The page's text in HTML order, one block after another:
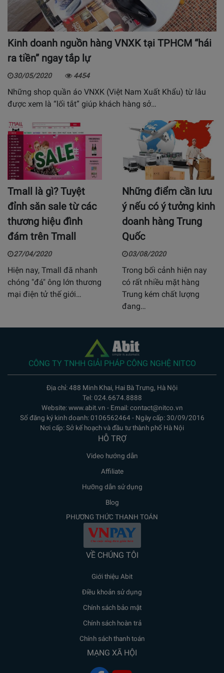
Kinh doanh nguồn hàng VNXK tại TPHCM “hái
ra tiền” ngay tắp lự
30/05/2020 4454
Những shop quần áo VNXK (Việt Nam Xuất Khẩu) từ lâu
được xem là “lối tắt” giúp khách hàng sở…
Tmall là gì? Tuyệt
đỉnh săn sale từ các
thương hiệu đình
đám trên Tmall
27/04/2020
Hiện nay, Tmall đã nhanh
chóng "đá" ông lớn thương
mại điện tử thế giới…
Những điểm cần lưu
ý nếu có ý tưởng kinh
doanh hàng Trung
Quốc
03/08/2020
Trong bối cảnh hiện nay
có rất nhiều mặt hàng
Trung kém chất lượng
đang…
CÔNG TY TNHH GIẢI PHÁP CÔNG NGHỆ NITCO
Địa chỉ: 488 Minh Khai, Hai Bà Trưng, Hà Nội
Tel: 024.6674.8888
Website: www.abit.vn - Email: contact@nitco.vn
Số đăng ký kinh doanh: 0106562464 - Ngày cấp: 30/09/2016
Nơi cấp: Sở kế hoạch và đầu tư thành phố Hà Nội
HỖ TRỢ
Video hướng dẫn
Affiliate
Hưỡng dẫn sử dụng
Blog
PHƯƠNG THỨC THANH TOÁN
VỀ CHÚNG TÔI
Giới thiệu Abit
Điều khoản sử dụng
Chính sách bảo mật
Chính sách hoàn trả
Chính sách thanh toán
MẠNG XÃ HỘI